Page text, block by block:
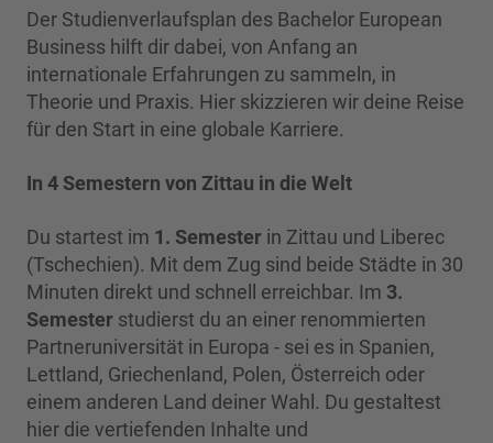
Der Studienverlaufsplan des Bachelor European
Business hilft dir dabei, von Anfang an
internationale Erfahrungen zu sammeln, in
Theorie und Praxis. Hier skizzieren wir deine Reise
für den Start in eine globale Karriere.
In 4 Semestern von Zittau in die Welt
Du startest im 1. Semester in Zittau und Liberec
(Tschechien). Mit dem Zug sind beide Städte in 30
Minuten direkt und schnell erreichbar. Im 3.
Semester studierst du an einer renommierten
Partneruniversität in Europa - sei es in Spanien,
Lettland, Griechenland, Polen, Österreich oder
einem anderen Land deiner Wahl. Du gestaltest
hier die vertiefenden Inhalte und